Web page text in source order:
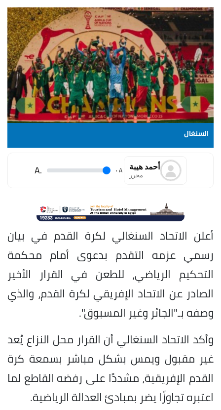
السنغال
أحمد هيبة
محرر A
.
.A
أعلن الاتحاد السنغالي لكرة القدم في بيان
رسمي عزمه التقدم بدعوى أمام محكمة
التحكيم الرياضي، للطعن في القرار الأخير
الصادر عن الاتحاد الإفريقي لكرة القدم، والذي
وصفه بـ"الجائر وغير المسبوق".
وأكد الاتحاد السنغالي أن القرار محل النزاع يُعد
غير مقبول ويمس بشكل مباشر بسمعة كرة
القدم الإفريقية، مشددًا على رفضه القاطع لما
اعتبره تجاوزًا يضر بمبادئ العدالة الرياضية.